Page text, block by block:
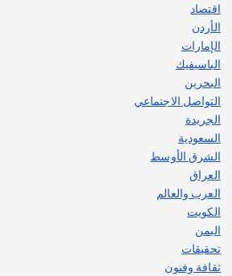
اقتصاد
الأردن
الإمارات
الباسيفيك
البحرين
التواصل الاجتماعي
الجريدة
السعودية
الشرق الأوسط
العراق
العرب والعالم
الكويت
اليمن
تحقيقات
ثقافة وفنون